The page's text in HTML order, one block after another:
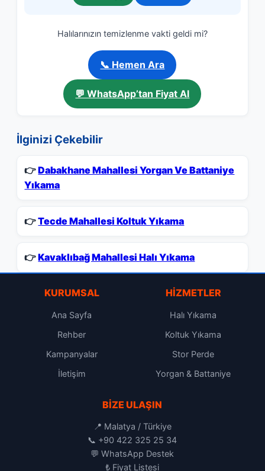
Halılarınızın temizlenme vakti geldi mi?
📞 Hemen Ara
💬 WhatsApp’tan Fiyat Al
İlginizi Çekebilir
👉Dabakhane Mahallesi Yorgan Ve Battaniye
Yıkama
👉Tecde Mahallesi Koltuk Yıkama
👉Kavaklıbağ Mahallesi Halı Yıkama
KURUMSAL
Ana Sayfa
Rehber
Kampanyalar
İletişim
HIZMETLER
Halı Yıkama
Koltuk Yıkama
Stor Perde
Yorgan & Battaniye
BIZE ULAŞIN
📍 Malatya / Türkiye
📞 +90 422 325 25 34
💬WhatsApp Destek
₺ Fiyat Listesi